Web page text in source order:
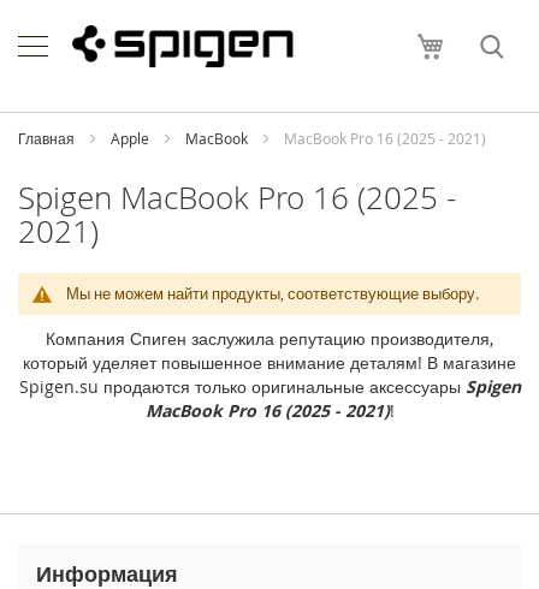
to
Content
Моя
h
o
i
P
h
o
n
1
7
x
i
Главная Apple MacBook MacBook Pro 16 (2025 - 2021)
Spigen MacBook Pro 16 (2025 -
2021)
Мы не можем найти продукты, соответствующие выбору.
Компания Спиген заслужила репутацию производителя,
который уделяет повышенное внимание деталям! В магазине
Spigen.su продаются только оригинальные аксессуары Spigen
MacBook Pro 16 (2025 - 2021)!
Информация